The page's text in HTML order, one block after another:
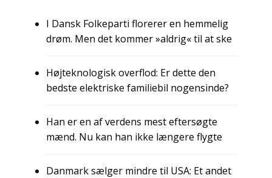
I Dansk Folkeparti florerer en hemmelig
drøm. Men det kommer »aldrig« til at ske
Højteknologisk overflod: Er dette den
bedste elektriske familiebil nogensinde?
Han er en af verdens mest eftersøgte
mænd. Nu kan han ikke længere flygte
Danmark sælger mindre til USA: Et andet